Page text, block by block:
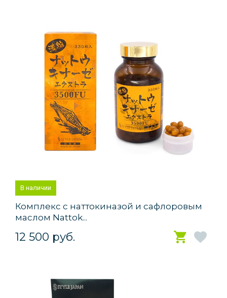
В наличии
Комплекс с наттокиназой и сафлоровым
маслом Nattok...
12 500 руб.